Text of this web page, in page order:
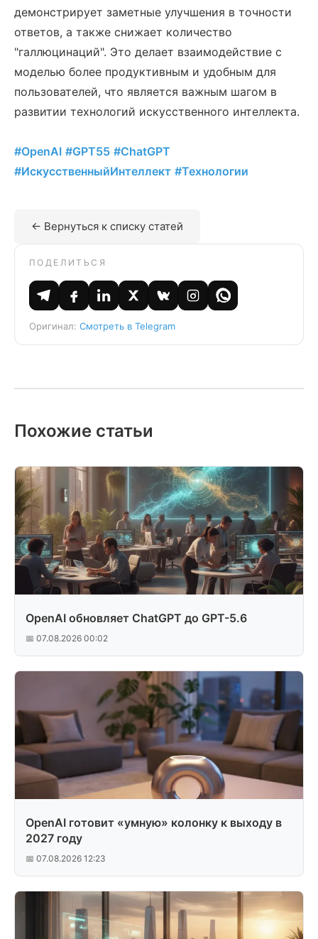
демонстрирует заметные улучшения в точности
ответов, а также снижает количество
"галлюцинаций". Это делает взаимодействие с
моделью более продуктивным и удобным для
пользователей, что является важным шагом в
развитии технологий искусственного интеллекта.
#OpenAI #GPT55 #ChatGPT
#ИскусственныйИнтеллект #Технологии
← Вернуться к списку статей
ПОДЕЛИТЬСЯ
Оригинал: Смотреть в Telegram
Похожие статьи
OpenAI обновляет ChatGPT до GPT-5.6
📅 07.08.2026 00:02
OpenAI готовит «умную» колонку к выходу в
2027 году
📅 07.08.2026 12:23